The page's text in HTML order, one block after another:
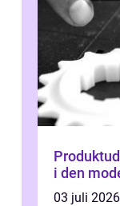
i den
03 juli 2026